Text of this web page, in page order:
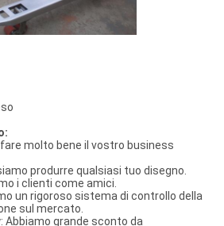
molto bene il vostro business
produrre qualsiasi tuo disegno.
i clienti come amici.
un rigoroso sistema di controllo della
sul mercato.
Abbiamo grande sconto da